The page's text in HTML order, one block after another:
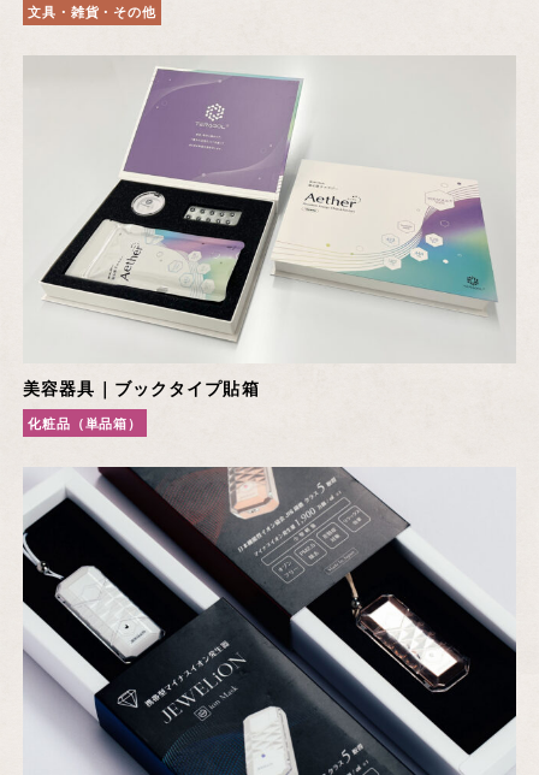
文具・雑貨・その他
美容器具｜ブックタイプ貼箱
化粧品（単品箱）